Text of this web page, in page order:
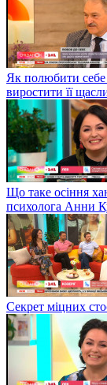
Як полюбити
виростити її
Що таке осіння
психолога Анни
Секрет міцних